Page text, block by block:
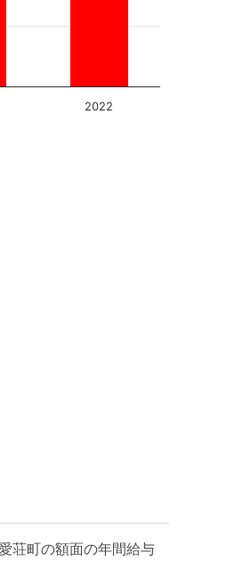
2022
荘町の額面の年間給与